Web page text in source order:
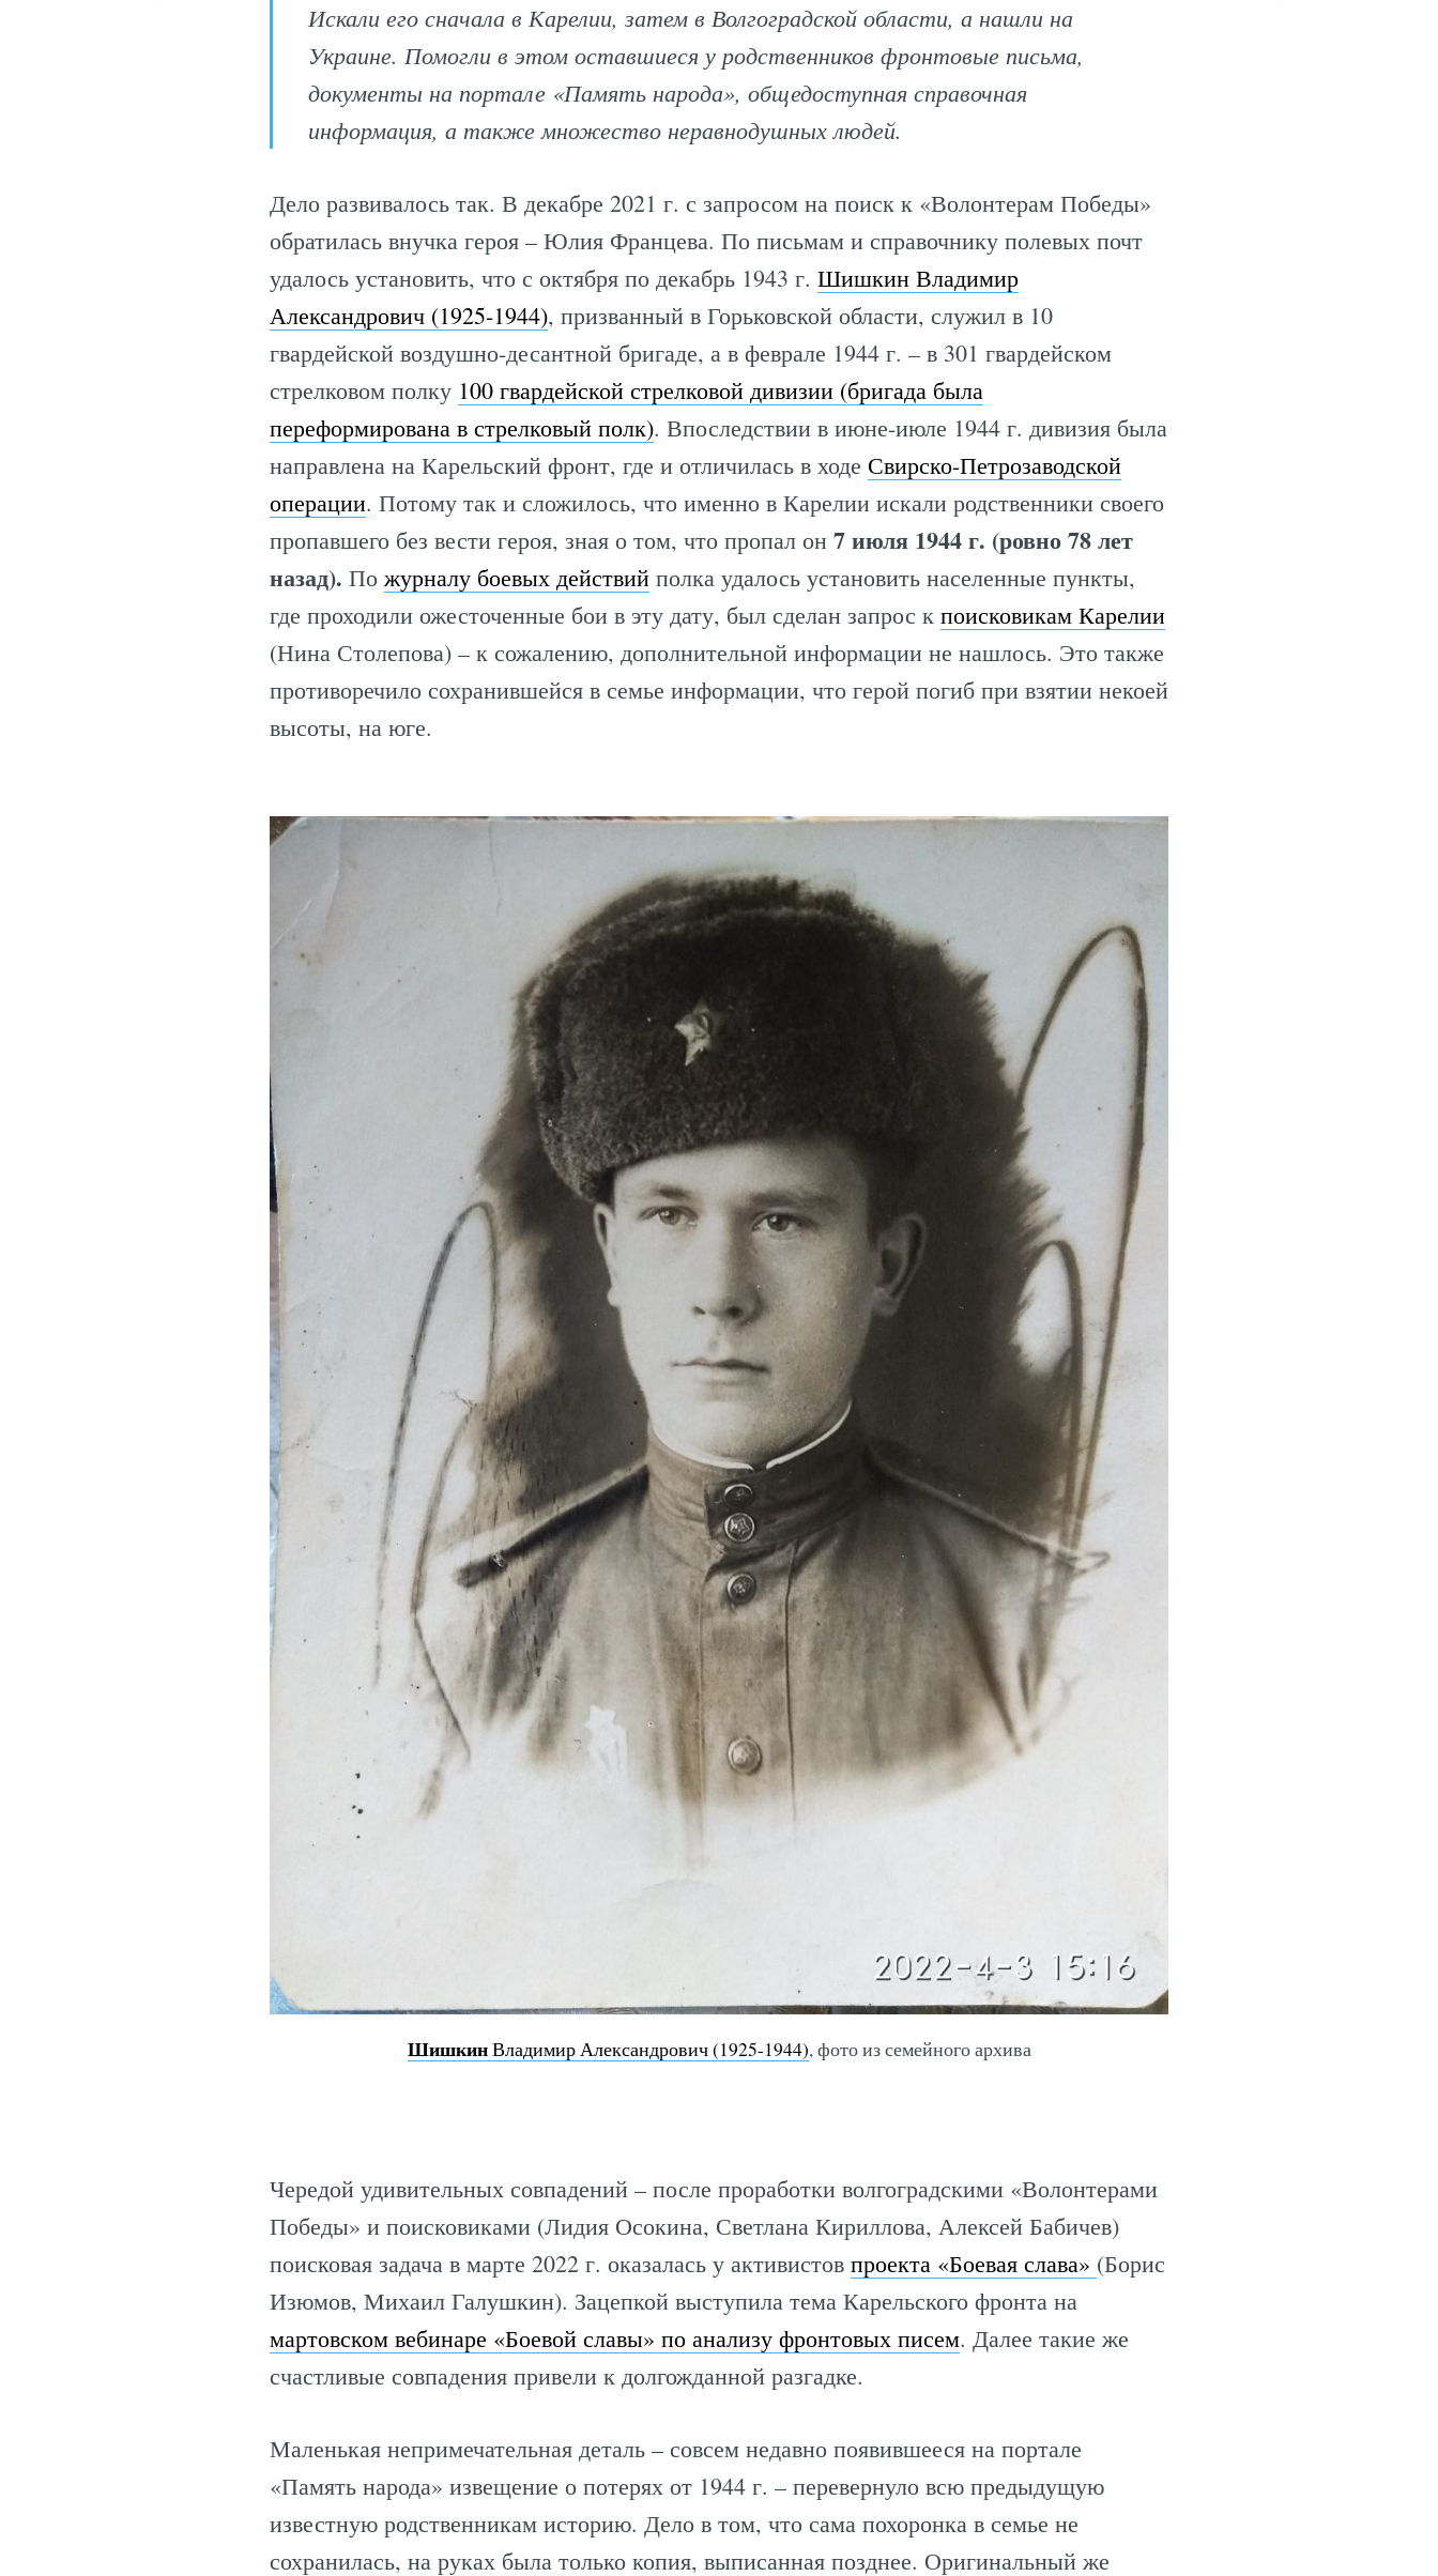
Искали его сначала в Карелии, затем в Волгоградской области, а нашли на
Украине. Помогли в этом оставшиеся у родственников фронтовые письма,
документы на портале «Память народа», общедоступная справочная
информация, а также множество неравнодушных людей.
Дело развивалось так. В декабре 2021 г. с запросом на поиск к «Волонтерам Победы»
обратилась внучка героя – Юлия Францева. По письмам и справочнику полевых почт
удалось установить, что с октября по декабрь 1943 г. Шишкин Владимир
Александрович (1925-1944), призванный в Горьковской области, служил в 10
гвардейской воздушно-десантной бригаде, а в феврале 1944 г. – в 301 гвардейском
стрелковом полку 100 гвардейской стрелковой дивизии (бригада была
переформирована в стрелковый полк). Впоследствии в июне-июле 1944 г. дивизия была
направлена на Карельский фронт, где и отличилась в ходе Свирско-Петрозаводской
операции. Потому так и сложилось, что именно в Карелии искали родственники своего
пропавшего без вести героя, зная о том, что пропал он 7 июля 1944 г. (ровно 78 лет
назад). По журналу боевых действий полка удалось установить населенные пункты,
где проходили ожесточенные бои в эту дату, был сделан запрос к поисковикам Карелии
(Нина Столепова) – к сожалению, дополнительной информации не нашлось. Это также
противоречило сохранившейся в семье информации, что герой погиб при взятии некоей
высоты, на юге.
ШишкинВладимир Александрович (1925-1944), фото из семейного архива
Чередой удивительных совпадений – после проработки волгоградскими «Волонтерами
Победы» и поисковиками (Лидия Осокина, Светлана Кириллова, Алексей Бабичев)
поисковая задача в марте 2022 г. оказалась у активистов проекта «Боевая слава» (Борис
Изюмов, Михаил Галушкин). Зацепкой выступила тема Карельского фронта на
мартовском вебинаре «Боевой славы» по анализу фронтовых писем. Далее такие же
счастливые совпадения привели к долгожданной разгадке.
Маленькая непримечательная деталь – совсем недавно появившееся на портале
«Память народа» извещение о потерях от 1944 г. – перевернуло всю предыдущую
известную родственникам историю. Дело в том, что сама похоронка в семье не
сохранилась, на руках была только копия, выписанная позднее. Оригинальный же